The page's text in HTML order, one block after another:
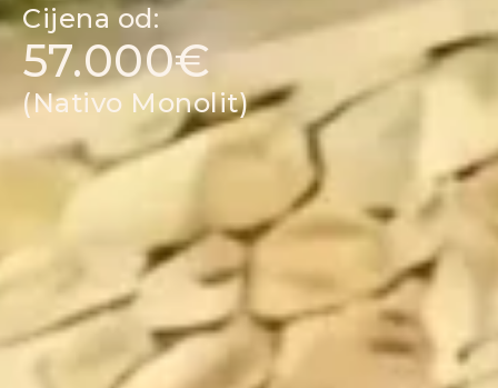
Cijena od:
57.000€
(Nativo Monolit)